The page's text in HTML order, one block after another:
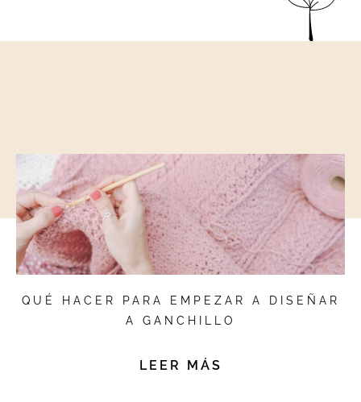
QUÉ HACER PARA EMPEZAR A DISEÑAR
A GANCHILLO
LEER MÁS